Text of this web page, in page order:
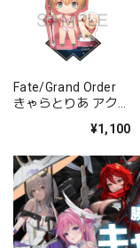
Fate/Grand Order
きゃらとりあ アクリ
¥1,100